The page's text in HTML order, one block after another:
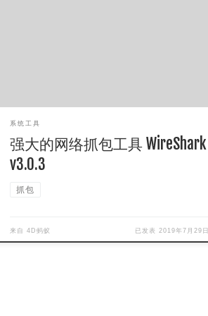
系统工具
强大的网络抓包工具 WireShark
v3.0.3
抓包
来自4D蚂蚁 已发表 2019年7月29日